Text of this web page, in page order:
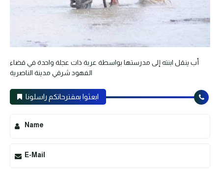
أب ينقل ابنته إلى مدرستها بواسطة عربة ذات عجلة واحدة في قضاء
الفهود شرقي مدينة الناصرية
ابعثوا بمقترحاتكم راسلونا
Name
E-Mail